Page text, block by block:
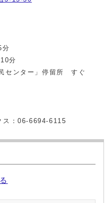
分
センター」停留所 すぐ
：06-6694-6115